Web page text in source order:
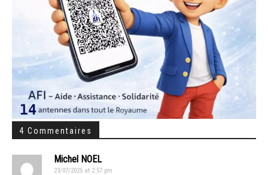
4 Commentaires
Michel NOEL
23/07/2025 at 2:57 pm